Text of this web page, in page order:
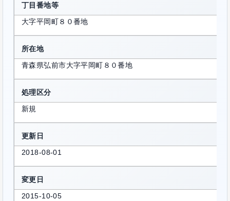
丁目番地等
大字平岡町８０番地
所在地
青森県弘前市大字平岡町８０番地
処理区分
新規
更新日
2018-08-01
変更日
2015-10-05